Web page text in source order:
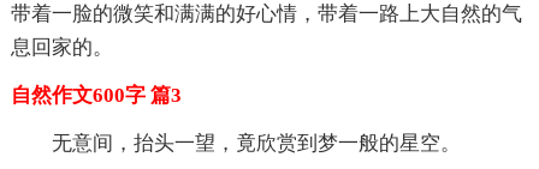
带着一脸的微笑和满满的好心情，带着一路上大自然的气
息回家的。
自然作文600字 篇3
无意间，抬头一望，竟欣赏到梦一般的星空。